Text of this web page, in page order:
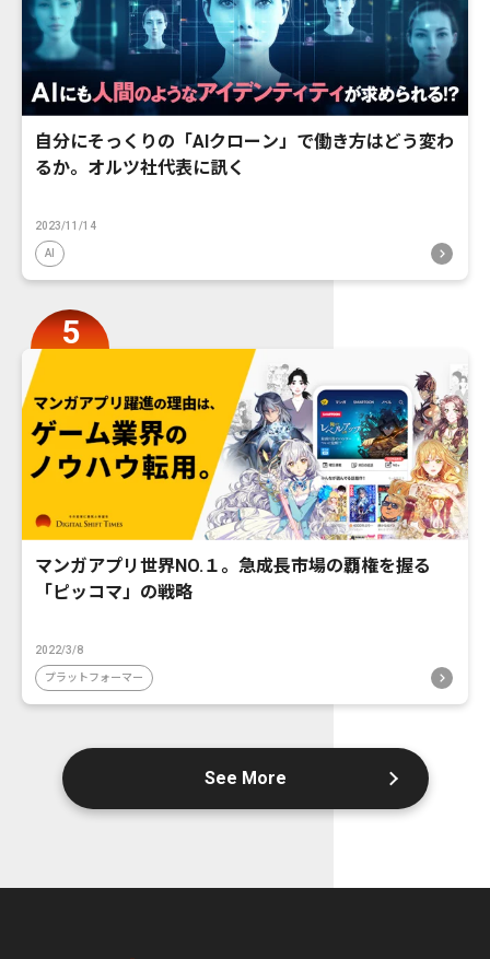
自分にそっくりの「AIクローン」で働き方はどう変わ
るか。オルツ社代表に訊く
2023/11/14
AI
マンガアプリ世界NO.１。急成長市場の覇権を握る
「ピッコマ」の戦略
2022/3/8
プラットフォーマー
See More